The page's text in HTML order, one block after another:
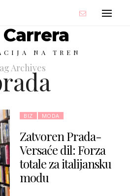
NA TREN
Archives
BIZ MODA
Zatvoren Prada-
Versaće dil: Forza
totale za italijansku
modu